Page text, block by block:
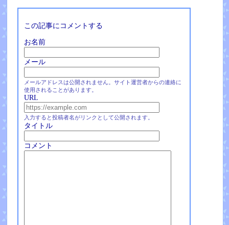
この記事にコメントする
お名前
メール
メールアドレスは公開されません。サイト運営者からの連絡に
使用されることがあります。
URL
入力すると投稿者名がリンクとして公開されます。
タイトル
コメント